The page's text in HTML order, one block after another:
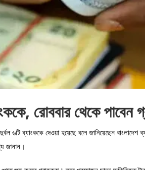
রোববার থেকে পাবেন
৬টি ব্যাংককে দেওয়া হয়েছে বলে জানিয়েছেন
জানান।